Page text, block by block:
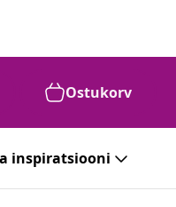
Ostukorv
inspiratsiooni